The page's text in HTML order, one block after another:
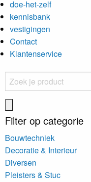
doe-het-zelf
kennisbank
vestigingen
Contact
Klantenservice
Filter op categorie
Bouwtechniek
Decoratie & Interieur
Diversen
Pleisters & Stuc